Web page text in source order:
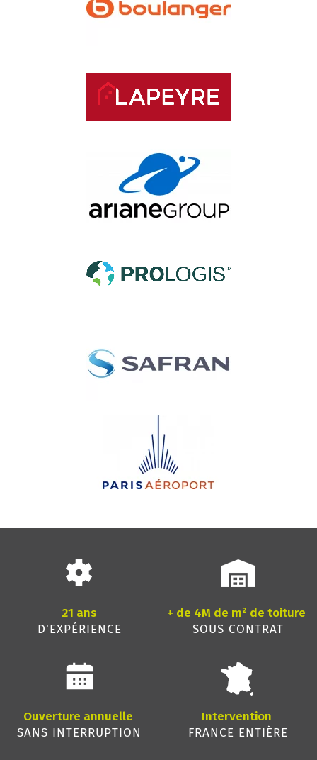
21 ans
D'EXPÉRIENCE
+ de 4M de m² de toiture
SOUS CONTRAT
Ouverture annuelle
SANS INTERRUPTION
Intervention
FRANCE ENTIÈRE